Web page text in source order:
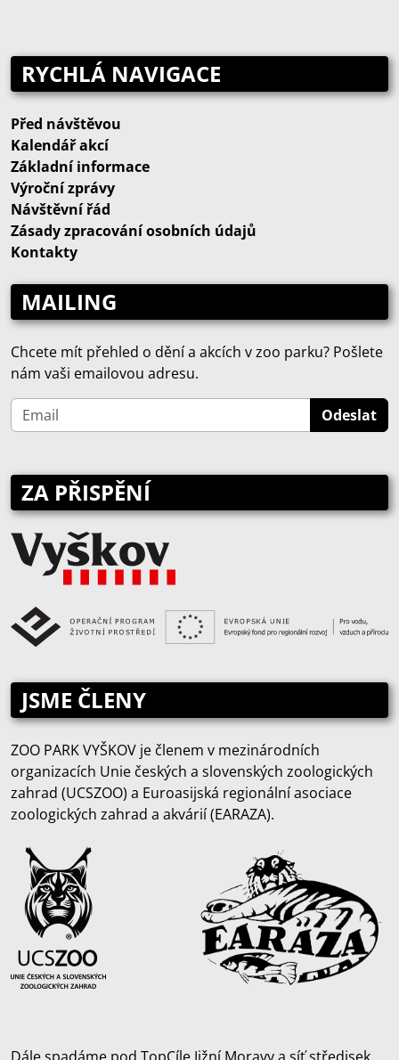
RYCHLÁ NAVIGACE
Před návštěvou
Kalendář akcí
Základní informace
Výroční zprávy
Návštěvní řád
Zásady zpracování osobních údajů
Kontakty
MAILING
Chcete mít přehled o dění a akcích v zoo parku? Pošlete
nám vaši emailovou adresu.
ZA PŘISPĚNÍ
JSME ČLENY
ZOO PARK VYŠKOV je členem v mezinárodních
organizacích Unie českých a slovenských zoologických
zahrad (UCSZOO) a Euroasijská regionální asociace
zoologických zahrad a akvárií (EARAZA).